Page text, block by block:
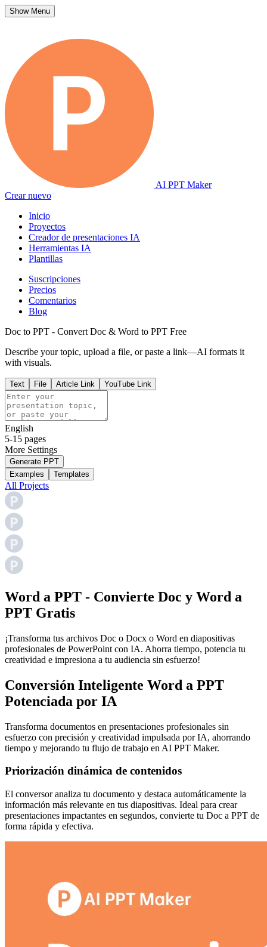
Show Menu
AI PPT Maker
Crear nuevo
Inicio
Proyectos
Creador de presentaciones IA
Herramientas IA
Plantillas
Suscripciones
Precios
Comentarios
Blog
Doc to PPT - Convert Doc & Word to PPT Free
Describe your topic, upload a file, or paste a link—AI formats it
with visuals.
Text File Article Link YouTube Link
English
5-15 pages
More Settings
Generate PPT
Examples
Templates
All Projects
Word a PPT - Convierte Doc y Word a
PPT Gratis
¡Transforma tus archivos Doc o Docx o Word en diapositivas
profesionales de PowerPoint con IA. Ahorra tiempo, potencia tu
creatividad e impresiona a tu audiencia sin esfuerzo!
Conversión Inteligente Word a PPT
Potenciada por IA
Transforma documentos en presentaciones profesionales sin
esfuerzo con precisión y creatividad impulsada por IA, ahorrando
tiempo y mejorando tu flujo de trabajo en AI PPT Maker.
Priorización dinámica de contenidos
El conversor analiza tu documento y destaca automáticamente la
información más relevante en tus diapositivas. Ideal para crear
presentaciones impactantes en segundos, convierte tu Doc a PPT de
forma rápida y efectiva.